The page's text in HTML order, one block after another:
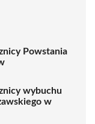
Powstania
wybuchu
w